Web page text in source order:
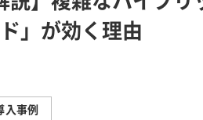
」が効く理由
入事例